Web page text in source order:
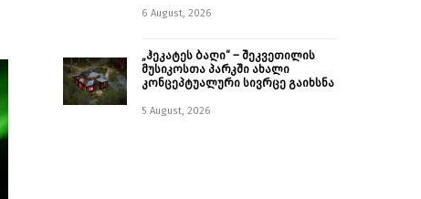
6 August, 2026
„ჰეკატეს ბაღი“ – შეკვეთილის
მუსიკოსთა პარკში ახალი
კონცეპტუალური სივრცე გაიხსნა ￼
5 August, 2026